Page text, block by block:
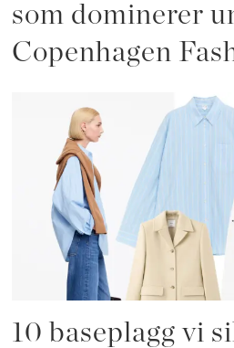
som dominerer
Copenhagen
10 baseplagg vi